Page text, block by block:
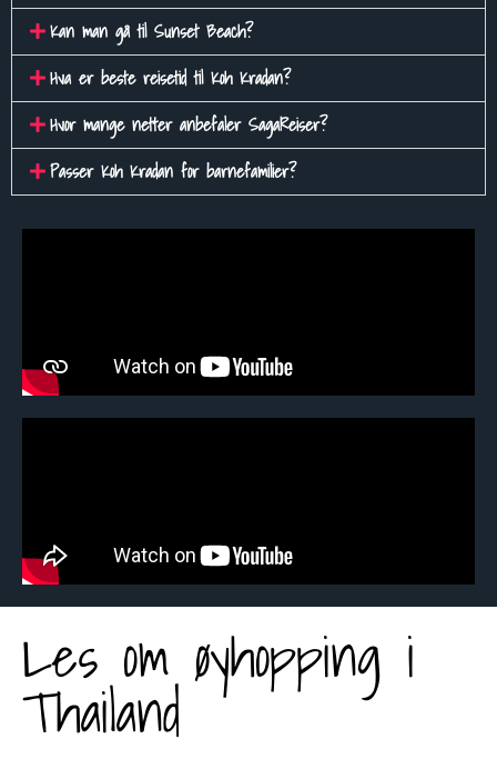
Kan man gå til Sunset Beach?
Hva er beste reisetid til Koh Kradan?
Hvor mange netter anbefaler SagaReiser?
Passer Koh Kradan for barnefamilier?
Les om øyhopping i
Thailand